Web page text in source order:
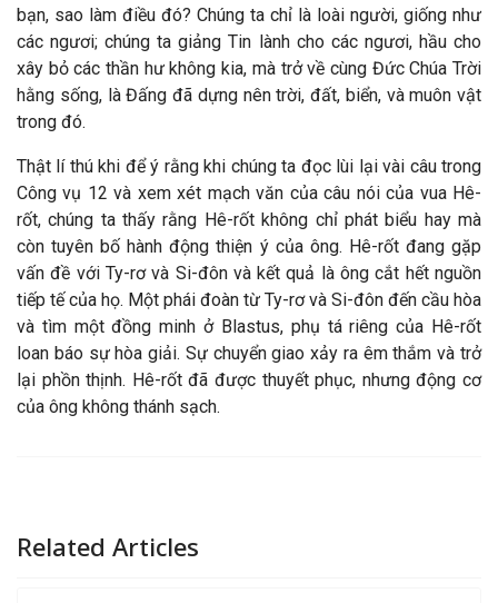
bạn, sao làm điều đó? Chúng ta chỉ là loài người, giống như
các ngươi; chúng ta giảng Tin lành cho các ngươi, hầu cho
xây bỏ các thần hư không kia, mà trở về cùng Đức Chúa Trời
hằng sống, là Đấng đã dựng nên trời, đất, biển, và muôn vật
trong đó.
Thật lí thú khi để ý rằng khi chúng ta đọc lùi lại vài câu trong
Công vụ 12 và xem xét mạch văn của câu nói của vua Hê-
rốt, chúng ta thấy rằng Hê-rốt không chỉ phát biểu hay mà
còn tuyên bố hành động thiện ý của ông. Hê-rốt đang gặp
vấn đề với Ty-rơ và Si-đôn và kết quả là ông cắt hết nguồn
tiếp tế của họ. Một phái đoàn từ Ty-rơ và Si-đôn đến cầu hòa
và tìm một đồng minh ở Blastus, phụ tá riêng của Hê-rốt
loan báo sự hòa giải. Sự chuyển giao xảy ra êm thắm và trở
lại phồn thịnh. Hê-rốt đã được thuyết phục, nhưng động cơ
của ông không thánh sạch.
Related Articles